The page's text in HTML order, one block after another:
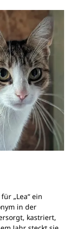
„Lea“ ein
in der
kastriert,